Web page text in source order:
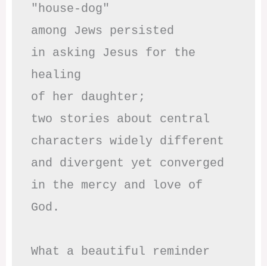
"house-dog"
among Jews persisted
in asking Jesus for the
healing
of her daughter;
two stories about central
characters widely different
and divergent yet converged
in the mercy and love of
God.
What a beautiful reminder